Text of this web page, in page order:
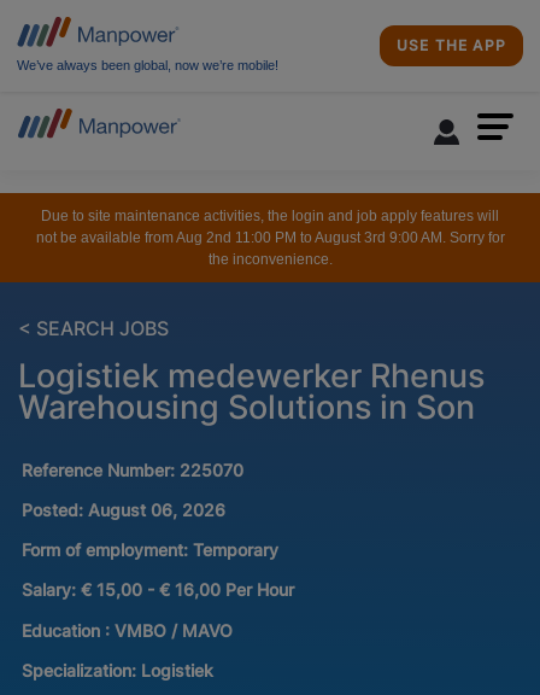
We’ve always been global, now we’re mobile!
USE THE APP
Due to site maintenance activities, the login and job apply features will
not be available from Aug 2nd 11:00 PM to August 3rd 9:00 AM. Sorry for
the inconvenience.
< SEARCH JOBS
Logistiek medewerker Rhenus
Warehousing Solutions in Son
Reference Number: 225070
Posted: August 06, 2026
Form of employment: Temporary
Salary: € 15,00 - € 16,00 Per Hour
Education : VMBO / MAVO
Specialization: Logistiek